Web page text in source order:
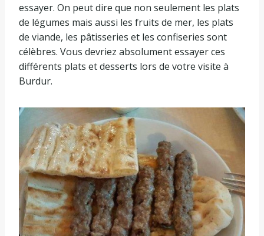
essayer. On peut dire que non seulement les plats
de légumes mais aussi les fruits de mer, les plats
de viande, les pâtisseries et les confiseries sont
célèbres. Vous devriez absolument essayer ces
différents plats et desserts lors de votre visite à
Burdur.